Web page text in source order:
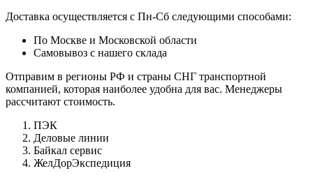
Доставка осуществляется с Пн-Сб следующими способами:
По Москве и Московской области
Самовывоз с нашего склада
Отправим в регионы РФ и страны СНГ транспортной
компанией, которая наиболее удобна для вас. Менеджеры
рассчитают стоимость.
ПЭК
Деловые линии
Байкал сервис
ЖелДорЭкспедиция